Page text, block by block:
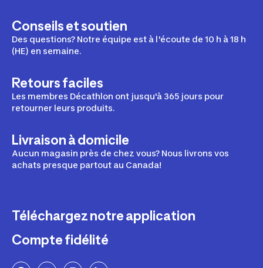
Conseils et soutien
Des questions? Notre équipe est à l'écoute de 10 h à 18 h
(HE) en semaine.
Retours faciles
Les membres Décathlon ont jusqu'à 365 jours pour
retourner leurs produits.
Livraison à domicile
Aucun magasin près de chez vous? Nous livrons vos
achats presque partout au Canada!
Téléchargez notre application
Compte fidélité